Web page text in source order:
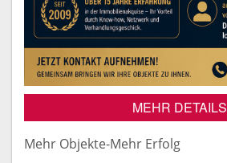
MEHR DETAILS
Mehr Objekte-Mehr Erfolg